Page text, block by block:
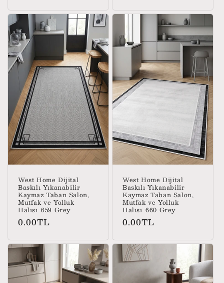
West Home Dijital
Baskılı Yıkanabilir
Kaymaz Taban Salon,
Mutfak ve Yolluk
Halısı-659 Grey
Normal
0.00TL
West Home Dijital
Baskılı Yıkanabilir
Kaymaz Taban Salon,
Mutfak ve Yolluk
Halısı-660 Grey
Normal
0.00TL